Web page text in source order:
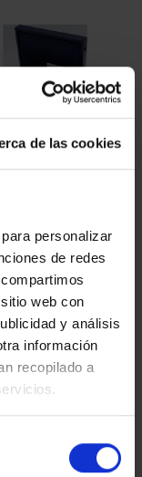
de las cookies
personalizar
de redes
web con
y análisis
información
recopilado a
978,00 €